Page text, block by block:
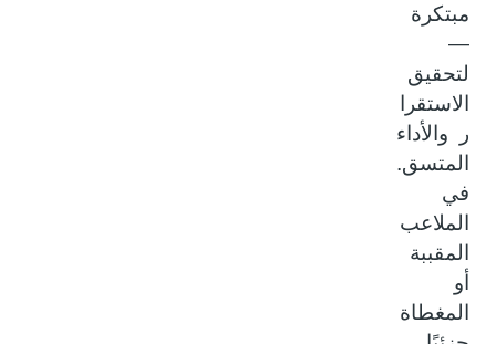
مبتكرة
—
لتحقيق
الاستقرا
ر والأداء
المتسق.
في
الملاعب
المقببة
المغطاة